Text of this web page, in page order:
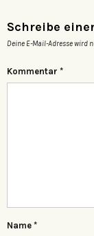
Schreibe
Deine E-Mail-Adresse wird
Kommentar *
Name *